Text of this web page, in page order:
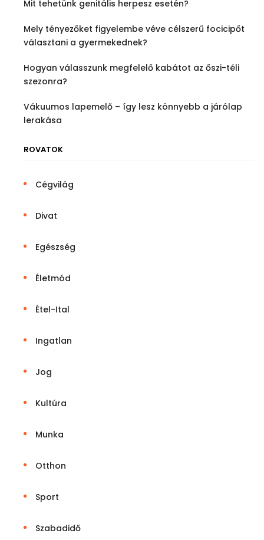
Mit tehetünk genitális herpesz esetén?
Mely tényezőket figyelembe véve célszerű focicipőt
választani a gyermekednek?
Hogyan válasszunk megfelelő kabátot az őszi-téli
szezonra?
Vákuumos lapemelő – így lesz könnyebb a járólap
lerakása
ROVATOK
Cégvilág
Divat
Egészség
Életmód
Étel-Ital
Ingatlan
Jog
Kultúra
Munka
Otthon
Sport
Szabadidő